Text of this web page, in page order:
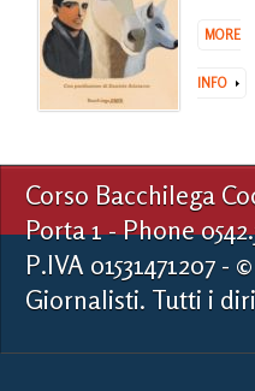
MORE
INFO
Corso Bacchilega
Porta 1 - Phone
P.IVA 01531471207
Giornalisti. Tutti i